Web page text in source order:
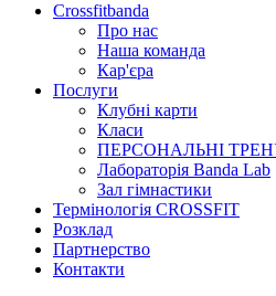
Crossfitbanda
Про нас
Наша команда
Кар'єра
Послуги
Клубні карти
Класи
ПЕРСОНАЛЬНІ
Лабораторія Banda Lab
Зал гімнастики
Термінологія CROSSFIT
Розклад
Партнерство
Контакти